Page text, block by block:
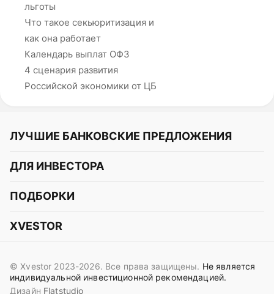
льготы
Что такое секьюритизация и
как она работает
Календарь выплат ОФЗ
4 сценария развития
Российской экономики от ЦБ
ЛУЧШИЕ БАНКОВСКИЕ ПРЕДЛОЖЕНИЯ
Альфа-Банк
СБЕР
Газпромбанк
OZON Банк
Совкомбанк
ДЛЯ ИНВЕСТОРА
Курс акций
Курс облигаций
Прогнозы на криптовалюты
ПОДБОРКИ
Подборки акций
Подборки облигаций
XVESTOR
Вконтакте
© Xvestor 2023-2026. Все права защищены. Не является
индивидуальной инвестиционной рекомендацией.
Дизайн Flatstudio